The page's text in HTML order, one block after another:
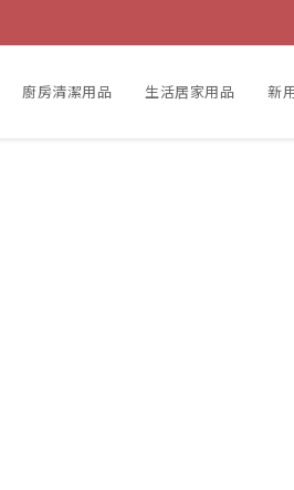
廚房清潔用品 生活居家用品 新